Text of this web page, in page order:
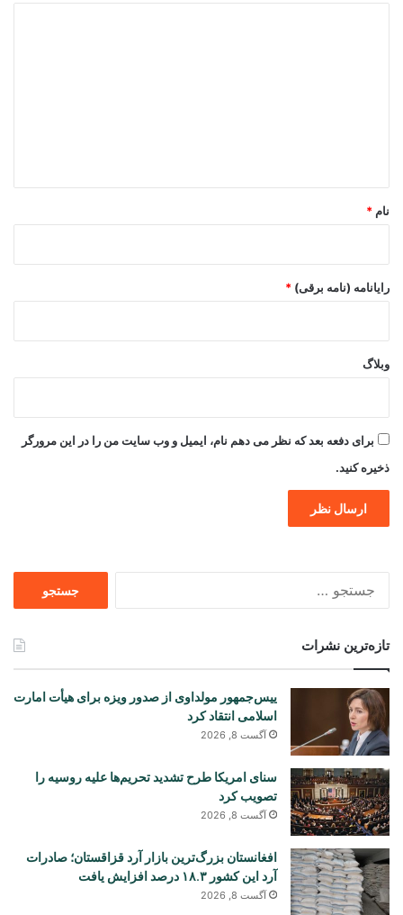
نام *
رایانامه (نامه برقی) *
وبلاگ
برای دفعه بعد که نظر می دهم نام، ایمیل و وب سایت من را در این مرورگر
ذخیره کنید.
تازه‌ترین نشرات
ییس‌جمهور مولداوی از صدور ویزه برای هیأت امارت
اسلامی انتقاد کرد
آگست 8, 2026
سنای امریکا طرح تشدید تحریم‌ها علیه روسیه را
تصویب کرد
آگست 8, 2026
افغانستان بزرگ‌ترین بازار آرد قزاقستان؛ صادرات
آرد این کشور ۱۸.۳ درصد افزایش یافت
آگست 8, 2026